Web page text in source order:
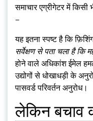
समाचार एग्रीगेटर में
–
यह इतना स्पष्ट है कि
सर्वेक्षण से पता चला है कि
होने वाले अधिकांश ईमेल
उद्योगों से धोखाधड़ी के
पासवर्ड परिवर्तन अनुरोध।
लेकिन बचाव